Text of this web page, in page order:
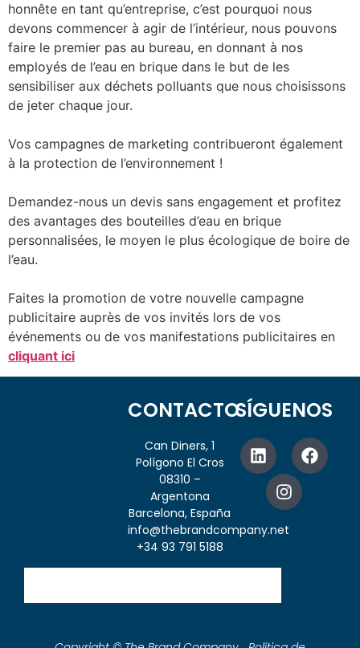
honnête en tant qu’entreprise, c’est pourquoi nous
devons commencer à agir de l’intérieur, nous pouvons
faire le premier pas au bureau, en donnant à nos
employés de l’eau en brique dans le but de les
sensibiliser aux déchets polluants que nous choisissons
de jeter chaque jour.
Vos campagnes de marketing contribueront également
à la protection de l’environnement !
Demandez-nous un devis sans engagement et profitez
des avantages des bouteilles d’eau en brique
personnalisées, le moyen le plus écologique de boire de
l’eau.
Faites la promotion de votre nouvelle campagne
publicitaire auprès de vos invités lors de vos
événements ou de vos manifestations publicitaires en
cliquant ici
CONTACTO
Can Diners, 1
Polígono El Cros
08310 –
Argentona
Barcelona, España
info@thebrandcompany.net
+34 93 791 5188
SÍGUENOS